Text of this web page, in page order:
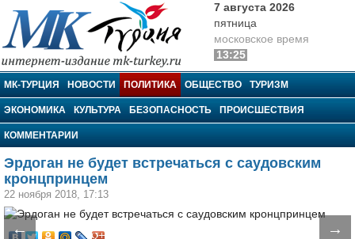
МК-Турция
7 августа 2026
пятница
московское время
13:25
МК-ТУРЦИЯ НОВОСТИ ПОЛИТИКА ОБЩЕСТВО ТУРИЗМ
ЭКОНОМИКА КУЛЬТУРА БЕЗОПАСНОСТЬ ПРОИСШЕСТВИЯ
КОММЕНТАРИИ
Эрдоган не будет встречаться с саудовским
кронцпринцем
22 ноября 2018, 17:13
← →